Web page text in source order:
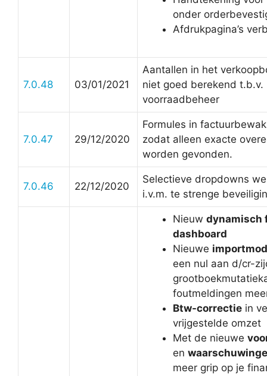
onder
Afdrukpagina’s
7.0.48 03/01/2021
Aantallen in het
niet goed berekend t.b.v.
voorraadbeheer
7.0.47 29/12/2020
Formules in
zodat alleen exacte
worden gevonden.
7.0.46 22/12/2020
Selectieve dropdowns
i.v.m. te strenge
Nieuw dynamisch
dashboard
Nieuwe
een nul aan d/cr-
foutmeldingen
Btw-correctie in
vrijgestelde omzet
Met de nieuwe
en
meer grip op je